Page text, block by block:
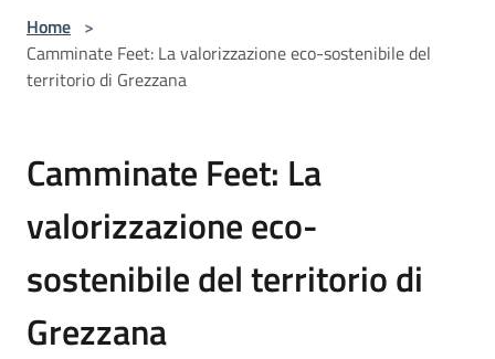
Home >
Camminate Feet: La valorizzazione eco-sostenibile del
territorio di Grezzana
Camminate Feet: La
valorizzazione eco-
sostenibile del territorio di
Grezzana